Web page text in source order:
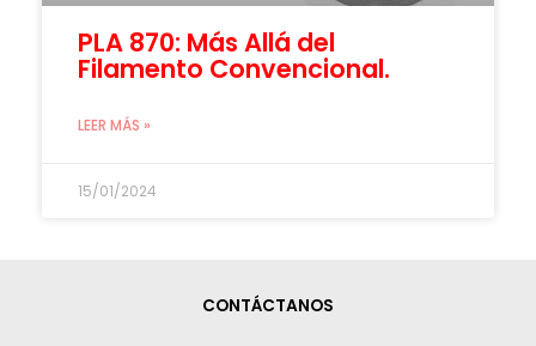
PLA 870: Más Allá del
Filamento Convencional.
LEER MÁS »
15/01/2024
CONTÁCTANOS